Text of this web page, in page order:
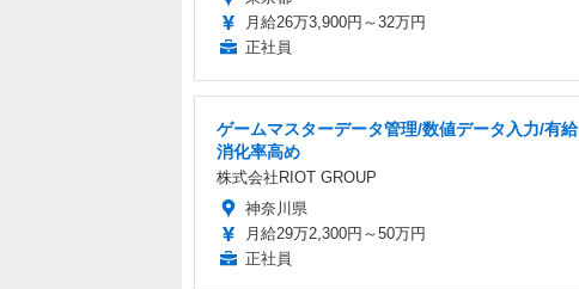
月給26万3,900円～32万円
正社員
ゲームマスターデータ管理/数値データ入力/有給
消化率高め
株式会社RIOT GROUP
神奈川県
月給29万2,300円～50万円
正社員